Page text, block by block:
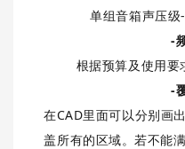
单组音箱声压
-
根据预算及使用要
-
在CAD里面可以分别画
盖所有的区域。若不能